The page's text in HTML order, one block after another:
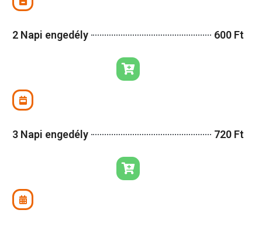
2 Napi engedély 600 Ft
3 Napi engedély 720 Ft